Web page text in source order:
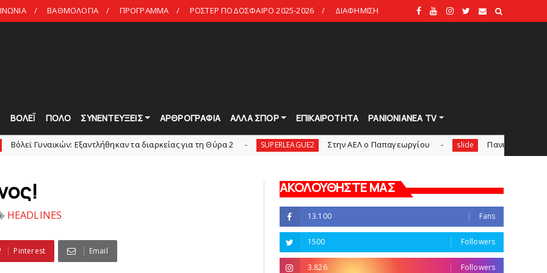
ΒΑΘΜΟΛΟΓΙΑ ΠΡΟΓΡΑΜΜΑ ΡΟΣΤΕΡ ΠΟΔΟΣΦΑΙΡΟ 2025-2026 ΔΙΑΦΗΜΙΣΗ
ΒΟΛΕΪ ΠΟΛΟ ΣΥΝΕΝΤΕΥΞΕΙΣ ΑΡΘΡΟΓΡΑΦΙΑ ΑΛΛΑ ΣΠΟΡ ΕΠΙΚΑΙΡΟΤΗΤΑ PANIONIANEA TV
Εξαντλήθηκαν τα διαρκείας για τη Θύρα 2 SUPERLEAGUE2 Στην AEΛ ο Παπαγεωργίου slide Πανιώνιoς: Tο πρόγραμμα
HEADLINES
Pinterest Email
ΑΚΟΛΟΥΘΗΣΤΕ ΜΑΣ
13.100 Fans
1500 Followers
3.826 Followers